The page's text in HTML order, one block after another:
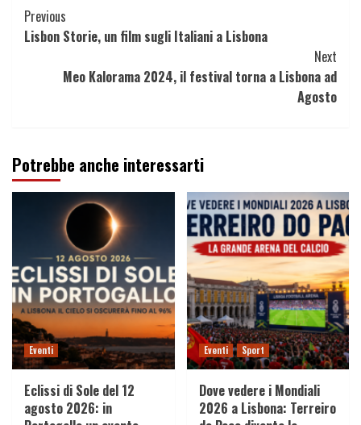
Continue
Reading
Previous
Lisbon Storie, un film sugli Italiani a Lisbona
Next
Meo Kalorama 2024, il festival torna a Lisbona ad
Agosto
Potrebbe anche interessarti
Eventi
Eclissi di Sole del 12
agosto 2026: in
Eventi Sport
Dove vedere i Mondiali
2026 a Lisbona: Terreiro